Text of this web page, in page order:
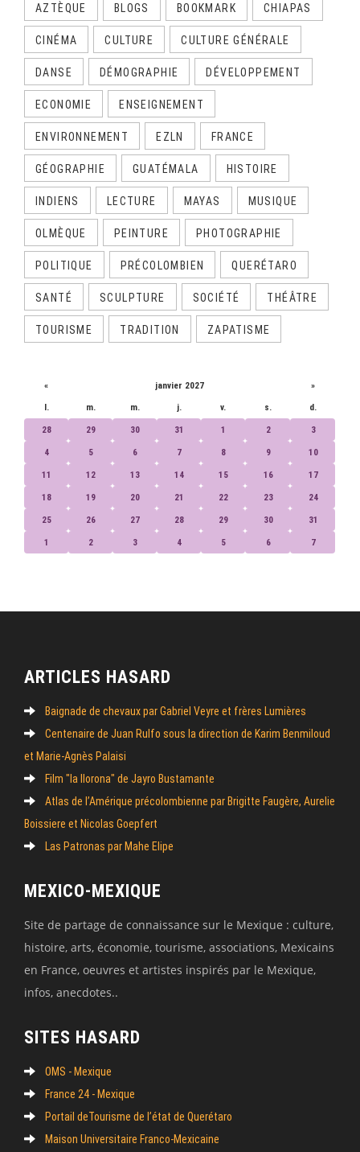
AZTÈQUE BLOGS BOOKMARK CHIAPAS
CINÉMA CULTURE CULTURE GÉNÉRALE
DANSE DÉMOGRAPHIE DÉVELOPPEMENT
ECONOMIE ENSEIGNEMENT
ENVIRONNEMENT EZLN FRANCE
GÉOGRAPHIE GUATÉMALA HISTOIRE
INDIENS LECTURE MAYAS MUSIQUE
OLMÈQUE PEINTURE PHOTOGRAPHIE
POLITIQUE PRÉCOLOMBIEN QUERÉTARO
SANTÉ SCULPTURE SOCIÉTÉ THÉÂTRE
TOURISME TRADITION ZAPATISME
« janvier 2027 »
l. m. m. j. v. s. d.
28 29 30 31 1 2 3
4 5 6 7 8 9 10
11 12 13 14 15 16 17
18 19 20 21 22 23 24
25 26 27 28 29 30 31
1 2 3 4 5 6 7
ARTICLES HASARD
Baignade de chevaux par Gabriel Veyre et frères Lumières
Centenaire de Juan Rulfo sous la direction de Karim Benmiloud
et Marie-Agnès Palaisi
Film "la llorona" de Jayro Bustamante
Atlas de l’Amérique précolombienne par Brigitte Faugère, Aurelie
Boissiere et Nicolas Goepfert
Las Patronas par Mahe Elipe
MEXICO-MEXIQUE
Site de partage de connaissance sur le Mexique : culture,
histoire, arts, économie, tourisme, associations, Mexicains
en France, oeuvres et artistes inspirés par le Mexique,
infos, anecdotes..
SITES HASARD
OMS - Mexique
France 24 - Mexique
Portail deTourisme de l’état de Querétaro
Maison Universitaire Franco-Mexicaine